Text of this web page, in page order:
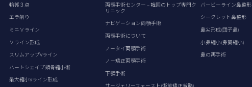
輪郭３点
エラ削り
ミニＶライン
Ｖライン形成
スリムアップVライン
ハートシェイプ頬骨縮小術
最大縮小Vライン形成
両顎手術センター – 韓国のトップ専門ク
リニック
ナビゲーション両顎手術
両顎手術について
ノータイ両顎手術
ノー矯正両顎手術
下顎手術
バービーライン鼻整形
シークレット鼻整形
鼻尖形成(団子鼻)
小鼻縮小(鼻翼縮小)
鼻の再手術